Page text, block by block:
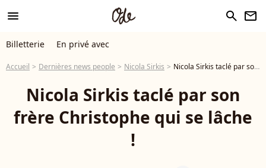
menu search newsletter
Billetterie En privé avec
Accueil Dernières news people Nicola Sirkis Nicola Sirkis taclé par son frère Christophe qui se lâche !
Nicola Sirkis taclé par son
frère Christophe qui se lâche
!